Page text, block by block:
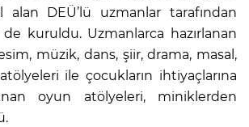
DEÜ’lü uzmanlar tarafından
kuruldu. Uzmanlarca hazırlanan
müzik, dans, şiir, drama, masal,
ile çocukların ihtiyaçlarına
oyun atölyeleri, miniklerden